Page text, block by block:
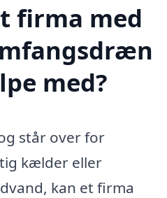
firma med
med?
står over for
kælder eller
kan et firma